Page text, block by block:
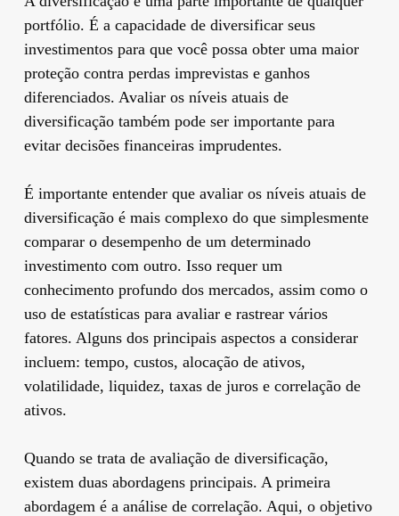
portfólio. É a capacidade de diversificar seus
investimentos para que você possa obter uma maior
proteção contra perdas imprevistas e ganhos
diferenciados. Avaliar os níveis atuais de
diversificação também pode ser importante para
evitar decisões financeiras imprudentes.
É importante entender que avaliar os níveis atuais de
diversificação é mais complexo do que simplesmente
comparar o desempenho de um determinado
investimento com outro. Isso requer um
conhecimento profundo dos mercados, assim como o
uso de estatísticas para avaliar e rastrear vários
fatores. Alguns dos principais aspectos a considerar
incluem: tempo, custos, alocação de ativos,
volatilidade, liquidez, taxas de juros e correlação de
ativos.
Quando se trata de avaliação de diversificação,
existem duas abordagens principais. A primeira
abordagem é a análise de correlação. Aqui, o objetivo